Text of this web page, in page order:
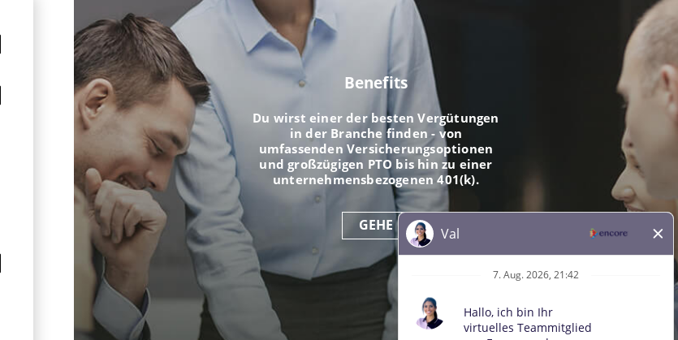
Benefits
Du wirst einer der besten Vergütungen
in der Branche finden - von
umfassenden Versicherungsoptionen
und großzügigen PTO bis hin zu einer
unternehmensbezogenen 401(k).
GEHE